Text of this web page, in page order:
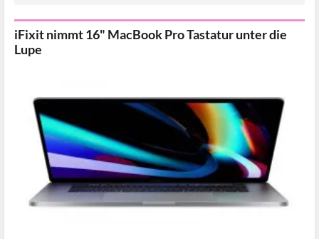
iFixit nimmt 16" MacBook Pro Tastatur unter die
Lupe